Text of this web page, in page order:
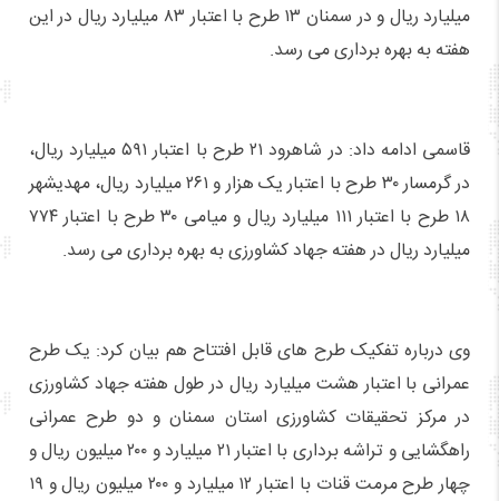
میلیارد ریال و در سمنان ۱۳ طرح با اعتبار ۸۳ میلیارد ریال در این
هفته به بهره برداری می رسد.
قاسمی ادامه داد: در شاهرود ۲۱ طرح با اعتبار ۵۹۱ میلیارد ریال،
در گرمسار ۳۰ طرح با اعتبار یک هزار و ۲۶۱ میلیارد ریال، مهدیشهر
۱۸ طرح با اعتبار ۱۱۱ میلیارد ریال و میامی ۳۰ طرح با اعتبار ۷۷۴
میلیارد ریال در هفته جهاد کشاورزی به بهره برداری می رسد.
وی درباره تفکیک طرح های قابل افتتاح هم بیان کرد: یک طرح
عمرانی با اعتبار هشت میلیارد ریال در طول هفته جهاد کشاورزی
در مرکز تحقیقات کشاورزی استان سمنان و دو طرح عمرانی
راهگشایی و تراشه برداری با اعتبار ۲۱ میلیارد و ۲۰۰ میلیون ریال و
چهار طرح مرمت قنات با اعتبار ۱۲ میلیارد و ۲۰۰ میلیون ریال و ۱۹